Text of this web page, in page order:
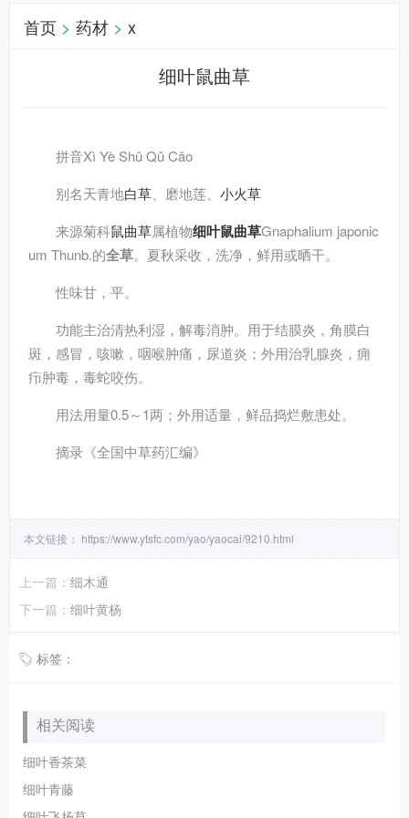
首页 > 药材 > x
细叶鼠曲草
拼音Xì Yè Shǔ Qǔ Cǎo
别名天青地白草 、磨地莲、 小火草
来源菊科鼠曲草属植物细叶鼠曲草Gnaphalium japonic
um Thunb.的全草。夏秋采收，洗净，鲜用或晒干。
性味甘，平。
功能主治清热利湿，解毒消肿。用于结膜炎，角膜白
斑，感冒，咳嗽，咽喉肿痛，尿道炎；外用治乳腺炎，痈
疖肿毒，毒蛇咬伤。
用法用量0.5～1两；外用适量，鲜品捣烂敷患处。
摘录 《全国中草药汇编》
本文链接： https://www.ytsfc.com/yao/yaocai/9210.html
上一篇： 细木通
下一篇： 细叶黄杨
标签：
相关阅读
细叶香茶菜
细叶青藤